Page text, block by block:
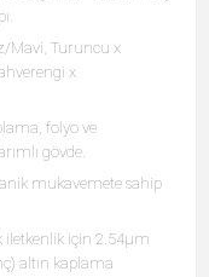
Mavi, Turuncu x
x
folyo ve
gövde.
mukavemete sahip
iletkenlik için 2.54μm
altın kaplama